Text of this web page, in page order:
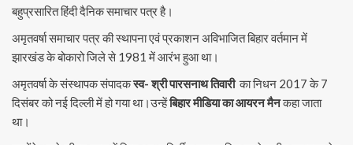
बहुप्रसारित हिंदी दैनिक समाचार पत्र है।
अमृतवर्षा समाचार पत्र की स्थापना एवं प्रकाशन अविभाजित बिहार वर्तमान में
झारखंड के बोकारो जिले से 1981 में आरंभ हुआ था।
अमृतवर्षा के संस्थापक संपादकस्व- श्री पारसनाथ तिवारीका निधन 2017 के 7
दिसंबर को नई दिल्ली में हो गया था।उन्हेंबिहार मीडिया का आयरन मैनकहा जाता
था।